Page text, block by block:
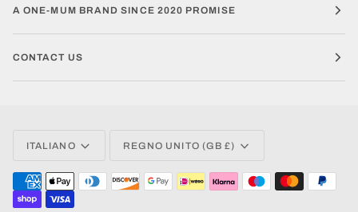
A ONE-MUM BRAND SINCE 2020 PROMISE
CONTACT US
LINGUA
ITALIANO VALUTA
REGNO UNITO (GB £)